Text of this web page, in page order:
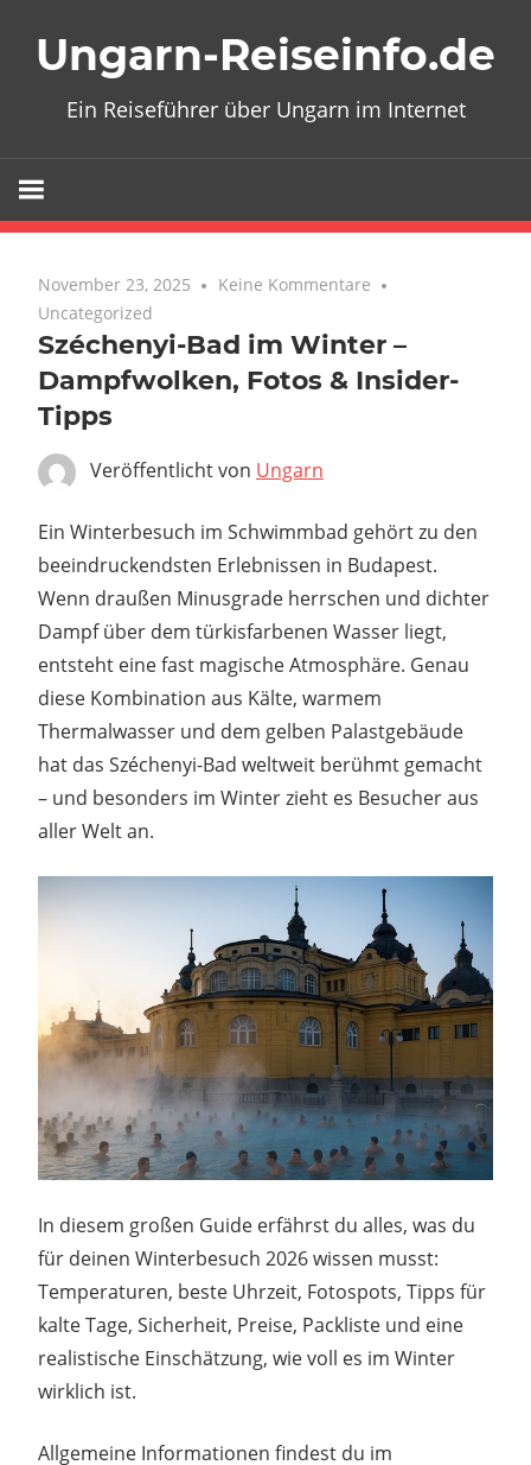
Ungarn-Reiseinfo.de
Ein Reiseführer über Ungarn im Internet
November 23, 2025
Keine Kommentare
Uncategorized
Széchenyi-Bad im Winter –
Dampfwolken, Fotos & Insider-
Tipps
Veröffentlicht von Ungarn
Ein Winterbesuch im Schwimmbad gehört zu den
beeindruckendsten Erlebnissen in Budapest.
Wenn draußen Minusgrade herrschen und dichter
Dampf über dem türkisfarbenen Wasser liegt,
entsteht eine fast magische Atmosphäre. Genau
diese Kombination aus Kälte, warmem
Thermalwasser und dem gelben Palastgebäude
hat das Széchenyi-Bad weltweit berühmt gemacht
– und besonders im Winter zieht es Besucher aus
aller Welt an.
In diesem großen Guide erfährst du alles, was du
für deinen Winterbesuch 2026 wissen musst:
Temperaturen, beste Uhrzeit, Fotospots, Tipps für
kalte Tage, Sicherheit, Preise, Packliste und eine
realistische Einschätzung, wie voll es im Winter
wirklich ist.
Allgemeine Informationen findest du im